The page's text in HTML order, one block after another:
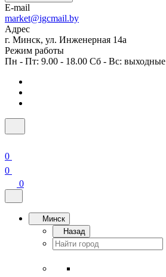
E-mail
market@igcmail.by
Адрес
г. Минск, ул. Инженерная 14а
Режим работы
Пн - Пт: 9.00 - 18.00 Сб - Вс: выходные
0
0
0
Минск
Назад